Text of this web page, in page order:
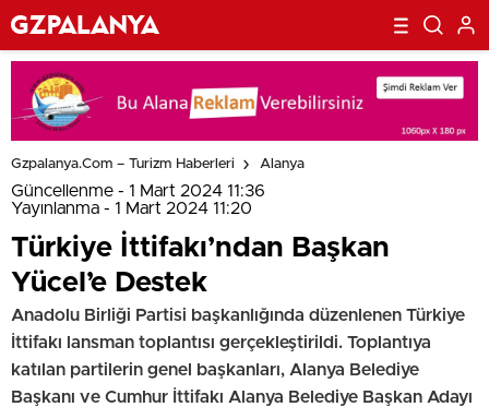
Gzpalanya.com – Turizm Haberleri Alanya
Güncellenme - 1 Mart 2024 11:36
Yayınlanma - 1 Mart 2024 11:20
Türkiye İttifakı’ndan Başkan
Yücel’e Destek
Anadolu Birliği Partisi başkanlığında düzenlenen Türkiye
İttifakı lansman toplantısı gerçekleştirildi. Toplantıya
katılan partilerin genel başkanları, Alanya Belediye
Başkanı ve Cumhur İttifakı Alanya Belediye Başkan Adayı